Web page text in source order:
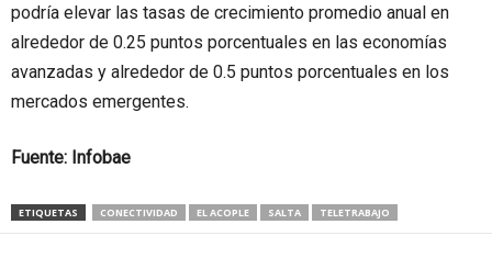
podría elevar las tasas de crecimiento promedio anual en
alrededor de 0.25 puntos porcentuales en las economías
avanzadas y alrededor de 0.5 puntos porcentuales en los
mercados emergentes.
Fuente: Infobae
ETIQUETAS CONECTIVIDAD EL ACOPLE SALTA TELETRABAJO